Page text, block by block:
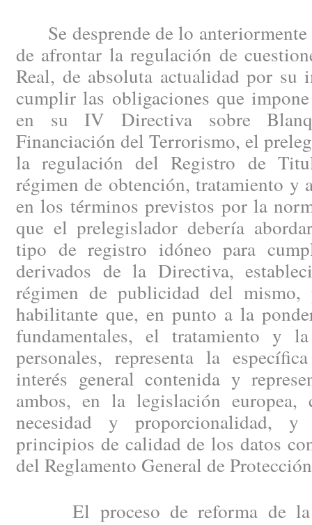
Se desprende de lo anteriormente
de afrontar la regulación de
Real, de absoluta actualidad por su
cumplir las obligaciones que
en su IV Directiva sobre
Financiación del Terrorismo, el
la regulación del Registro de
régimen de obtención, tratamiento y
en los términos previstos por la
que el prelegislador debería
tipo de registro idóneo para
derivados de la Directiva,
régimen de publicidad del mismo,
habilitante que, en punto a la
fundamentales, el tratamiento y
personales, representa la
interés general contenida y
ambos, en la legislación
necesidad y proporcionalidad,
principios de calidad de los datos
del Reglamento General de
El proceso de reforma de la